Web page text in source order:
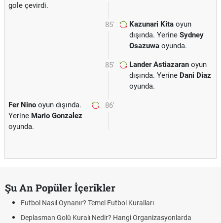
gole çevirdi.
85' Kazunari Kita oyun
dışında. Yerine Sydney
Osazuwa oyunda.
85' Lander Astiazaran oyun
dışında. Yerine Dani Diaz
oyunda.
86'
Fer Nino oyun dışında.
Yerine Mario Gonzalez
oyunda.
Şu An Popüler İçerikler
Futbol Nasıl Oynanır? Temel Futbol Kuralları
Deplasman Golü Kuralı Nedir? Hangi Organizasyonlarda